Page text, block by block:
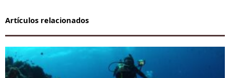
Artículos relacionados